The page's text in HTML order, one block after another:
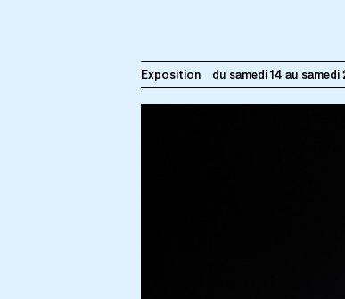
Exposition du samedi 14 au samedi